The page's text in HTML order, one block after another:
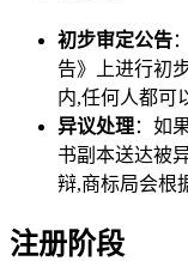
初步审定公告
告》上进行初
内,任何人都可
异议处理：如
书副本送达被
辩,商标局会根
注册阶段